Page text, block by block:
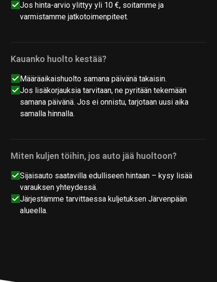
Jos hinta-arvio ylittyy yli 10 €, soitamme ja
varmistamme jatkotoimenpiteet.
Kauanko huolto kestää?
Määräaikaishuolto samana päivänä takaisin.
Jos lisäkorjauksia tarvitaan, ne pyritään tekemään
samana päivänä. Jos ei onnistu, tarjotaan uusi aika
samalla hinnalla.
Miten kuljen töihin, jos auto jää huoltoon?
Sijaisauto saatavilla edulliseen hintaan – kysy lisää
varauksen yhteydessä.
Järjestämme tarvittaessa kuljetuksen Järvenpään
alueella.